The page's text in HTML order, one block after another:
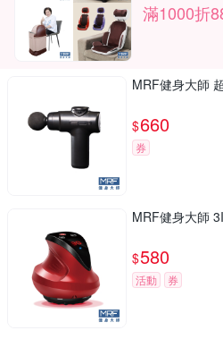
滿1000折
MRF健身大師
$660
券
MRF健身大師
$580
活動 券